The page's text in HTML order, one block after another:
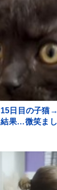
日目の子猫
果…微笑まし